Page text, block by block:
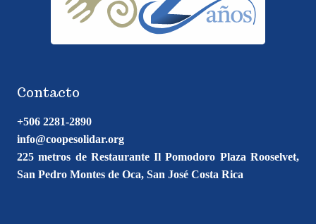
Contacto
+506 2281-2890
info@coopesolidar.org
225 metros de Restaurante Il Pomodoro Plaza Rooselvet,
San Pedro Montes de Oca, San José Costa Rica